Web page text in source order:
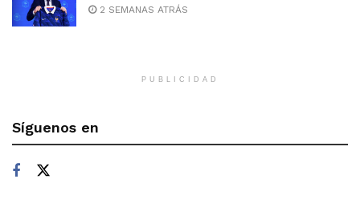
2 SEMANAS ATRÁS
PUBLICIDAD
Síguenos en